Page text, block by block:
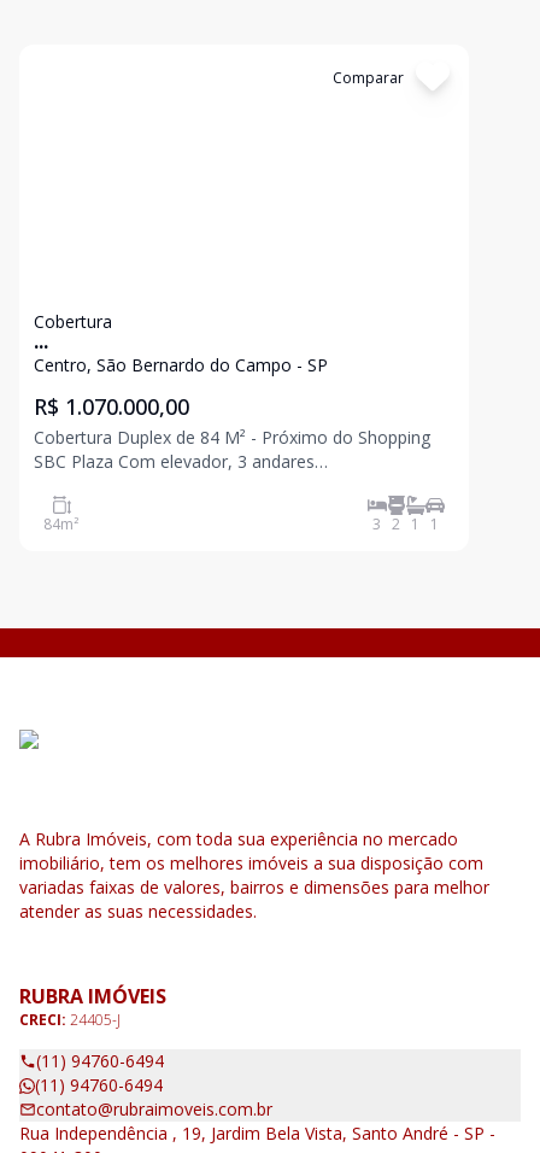
Comparar
Cobertura
...
Centro, São Bernardo do Campo - SP
R$ 1.070.000,00
Cobertura Duplex de 84 M² - Próximo do Shopping
SBC Plaza Com elevador, 3 andares
de 3 dormitórios, sendo 1 suíte master . Cozinha
pode ser americana No pavimento superior possui o
84m² 3 2 1 1
A Rubra Imóveis, com toda sua experiência no mercado
imobiliário, tem os melhores imóveis a sua disposição com
variadas faixas de valores, bairros e dimensões para melhor
atender as suas necessidades.
RUBRA IMÓVEIS
CRECI: 24405-J
(11) 94760-6494
(11) 94760-6494
contato@rubraimoveis.com.br
Rua Independência , 19, Jardim Bela Vista, Santo André - SP -